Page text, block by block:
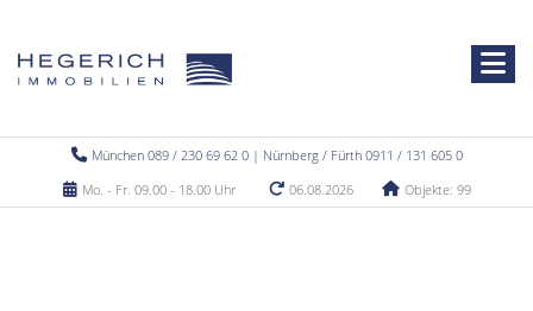
München 089 / 230 69 62 0 | Nürnberg / Fürth 0911 / 131 605 0
Mo. - Fr. 09.00 - 18.00 Uhr
06.08.2026 Objekte: 99